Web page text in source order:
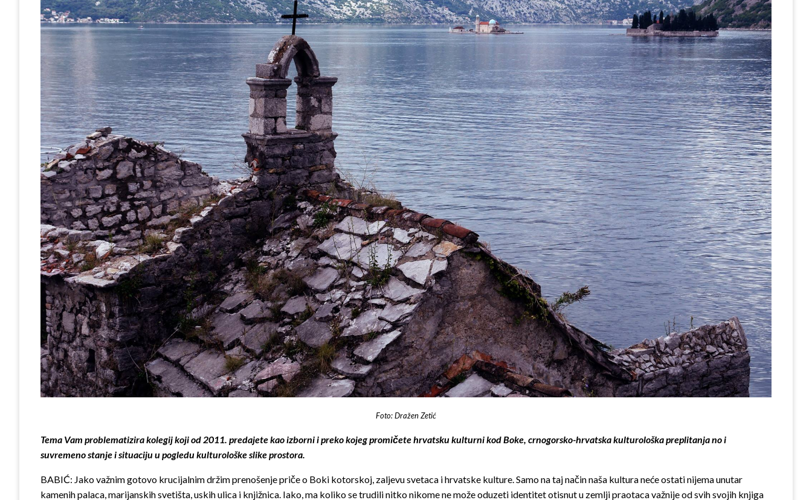
Foto: Dražen Zetić
Tema Vam problematizira kolegij koji od 2011. predajete kao izborni i preko kojeg promičete hrvatsku kulturni kod Boke, crnogorsko-hrvatska kulturološka preplitanja no i
suvremeno stanje i situaciju u pogledu kulturološke slike prostora.
BABIĆ: Jako važnim gotovo krucijalnim držim prenošenje priče o Boki kotorskoj, zaljevu svetaca i hrvatske kulture. Samo na taj način naša kultura neće ostati nijema unutar
kamenih palaca, marijanskih svetišta, uskih ulica i knjižnica. Iako, ma koliko se trudili nitko nikome ne može oduzeti identitet otisnut u zemlji praotaca važnije od svih svojih knjiga